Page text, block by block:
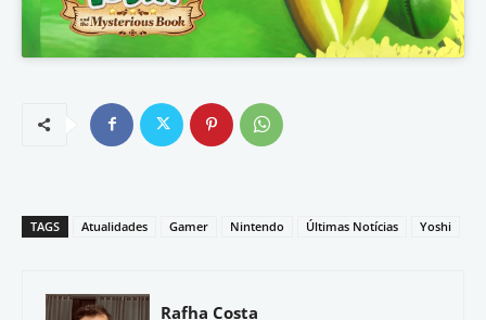
TAGS Atualidades Gamer Nintendo Últimas Notícias Yoshi
Rafha Costa